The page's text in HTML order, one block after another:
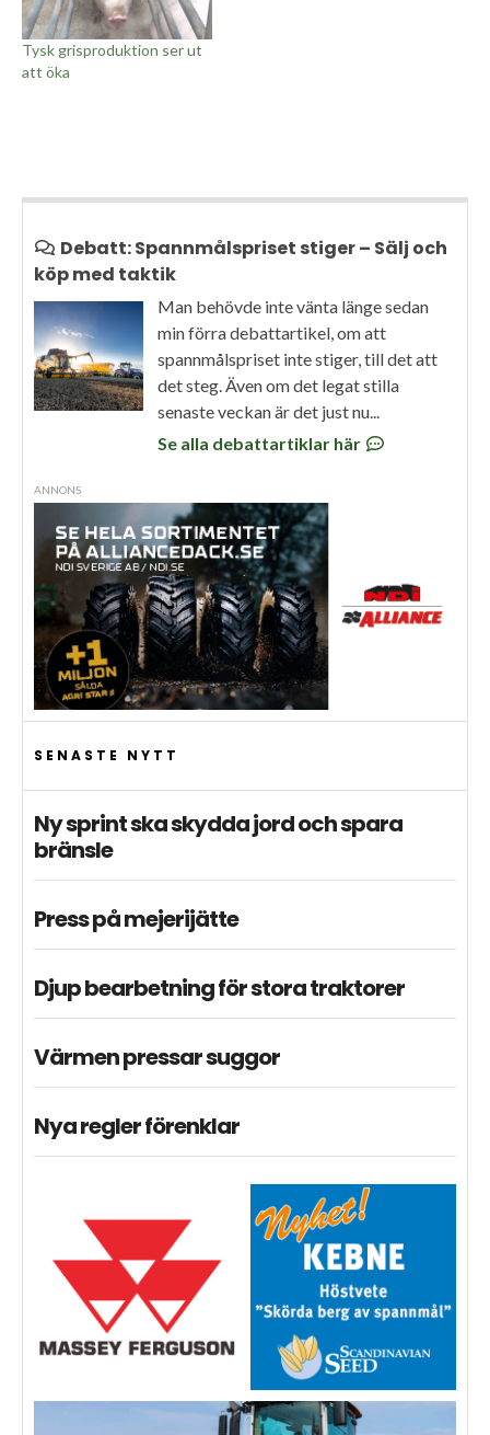
Tysk grisproduktion ser ut
att öka
Debatt: Spannmålspriset stiger – Sälj och
köp med taktik
Man behövde inte vänta länge sedan
min förra debattartikel, om att
spannmålspriset inte stiger, till det att
det steg. Även om det legat stilla
senaste veckan är det just nu...
Se alla debattartiklar här
ANNONS
SENASTE NYTT
Ny sprint ska skydda jord och spara
bränsle
Press på mejerijätte
Djup bearbetning för stora traktorer
Värmen pressar suggor
Nya regler förenklar